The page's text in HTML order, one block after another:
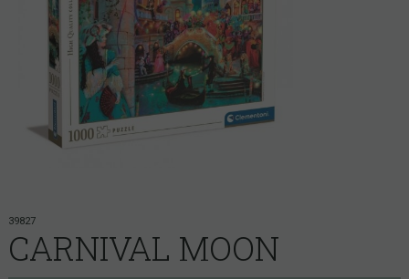
39827
CARNIVAL MOON